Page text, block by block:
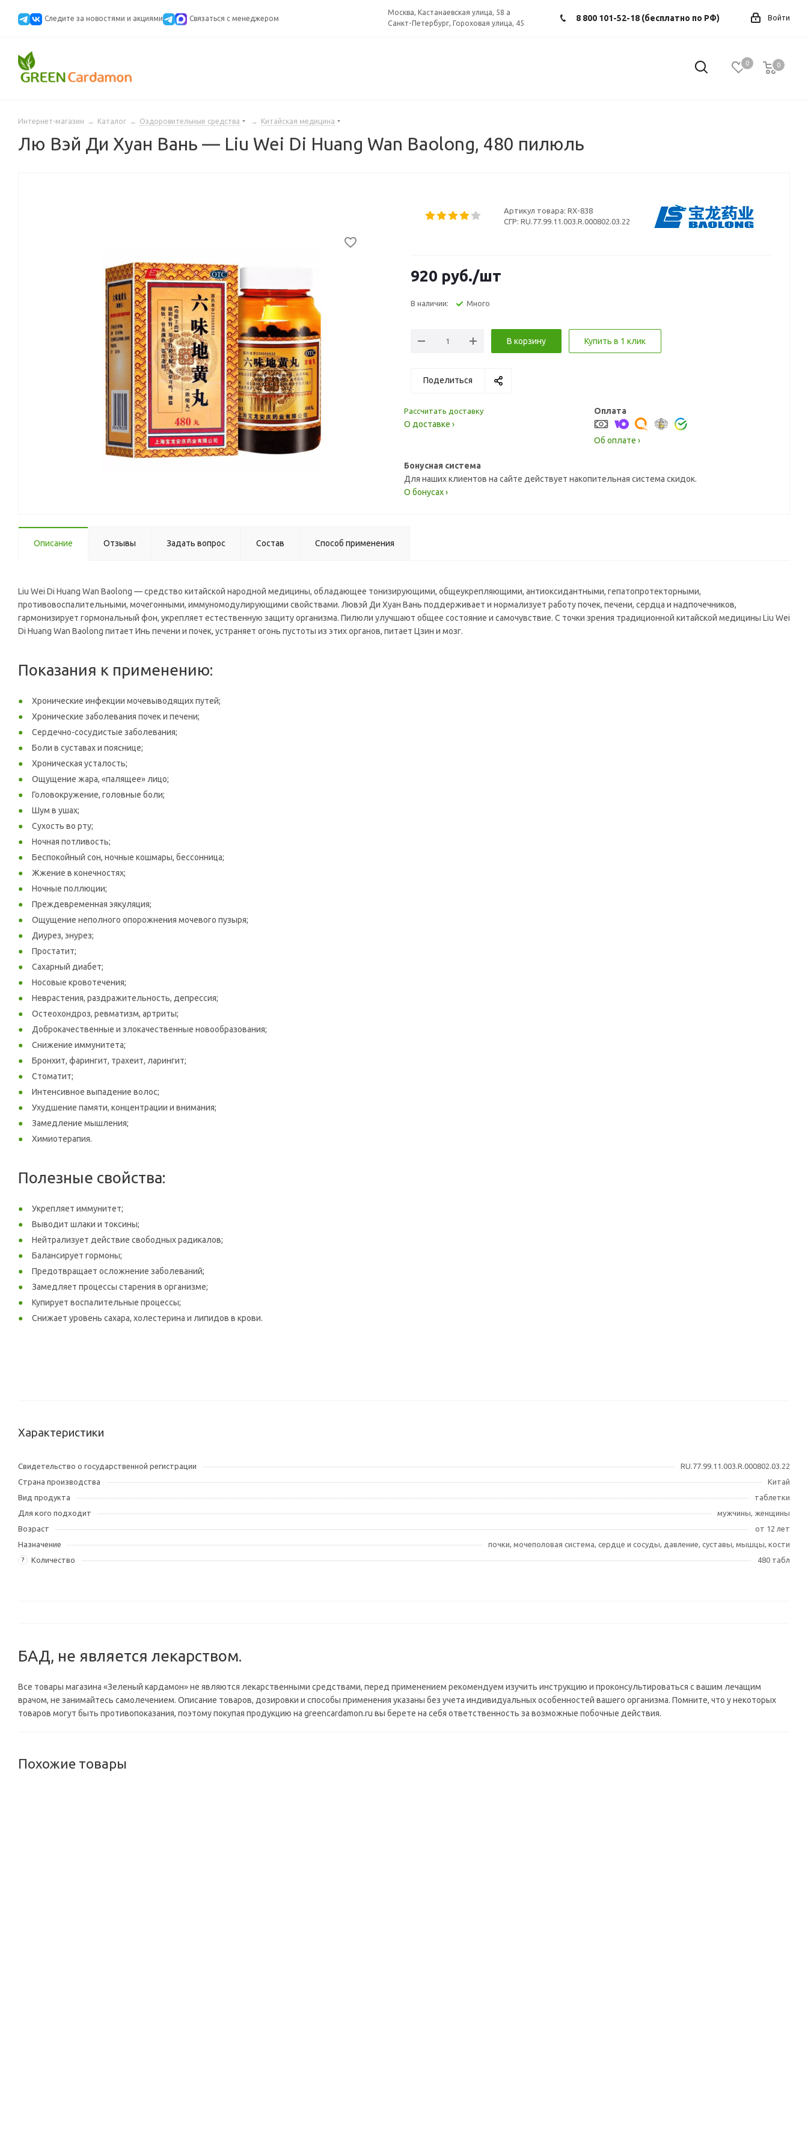
Следите за новостями и акциями Cвязаться с менеджером Войти
Москва, Кастанаевская улица, 58 а
Санкт-Петербург, Гороховая улица, 45
8 800 101-52-18 (бесплатно по РФ)
0 0
0
Интернет-магазин → Каталог → Оздоровительные средства → Китайская медицина
Лю Вэй Ди Хуан Вань — Liu Wei Di Huang Wan Baolong, 480 пилюль
Артикул товара: RX-838
СГР: RU.77.99.11.003.R.000802.03.22
920 руб./шт
В наличии: Много
В корзину Купить в 1 клик
Поделиться
Рассчитать доставку
О доставке ›
Оплата
Об оплате ›
Бонусная система
Для наших клиентов на сайте действует накопительная система скидок.
О бонусах ›
Описание Отзывы Задать вопрос Состав Способ применения
Liu Wei Di Huang Wan Baolong — средство китайской народной медицины, обладающее тонизирующими, общеукрепляющими, антиоксидантными, гепатопротекторными,
противовоспалительными, мочегонными, иммуномодулирующими свойствами. Лювэй Ди Хуан Вань поддерживает и нормализует работу почек, печени, сердца и надпочечников,
гармонизирует гормональный фон, укрепляет естественную защиту организма. Пилюли улучшают общее состояние и самочувствие. С точки зрения традиционной китайской медицины Liu Wei
Di Huang Wan Baolong питает Инь печени и почек, устраняет огонь пустоты из этих органов, питает Цзин и мозг.
Показания к применению:
Хронические инфекции мочевыводящих путей;
Хронические заболевания почек и печени;
Сердечно-сосудистые заболевания;
Боли в суставах и пояснице;
Хроническая усталость;
Ощущение жара, «палящее» лицо;
Головокружение, головные боли;
Шум в ушах;
Сухость во рту;
Ночная потливость;
Беспокойный сон, ночные кошмары, бессонница;
Жжение в конечностях;
Ночные поллюции;
Преждевременная эякуляция;
Ощущение неполного опорожнения мочевого пузыря;
Диурез, энурез;
Простатит;
Сахарный диабет;
Носовые кровотечения;
Неврастения, раздражительность, депрессия;
Остеохондроз, ревматизм, артриты;
Доброкачественные и злокачественные новообразования;
Снижение иммунитета;
Бронхит, фарингит, трахеит, ларингит;
Стоматит;
Интенсивное выпадение волос;
Ухудшение памяти, концентрации и внимания;
Замедление мышления;
Химиотерапия.
Полезные свойства:
Укрепляет иммунитет;
Выводит шлаки и токсины;
Нейтрализует действие свободных радикалов;
Балансирует гормоны;
Предотвращает осложнение заболеваний;
Замедляет процессы старения в организме;
Купирует воспалительные процессы;
Снижает уровень сахара, холестерина и липидов в крови.
Характеристики
Свидетельство о государственной регистрации
RU.77.99.11.003.R.000802.03.22
Страна производства
Китай
Вид продукта
таблетки
Для кого подходит
мужчины, женщины
Возраст
от 12 лет
Назначение
почки, мочеполовая система, сердце и сосуды, давление, суставы, мышцы, кости
? Количество 480 табл
БАД, не является лекарством.
Все товары магазина «Зеленый кардамон» не являются лекарственными средствами, перед применением рекомендуем изучить инструкцию и проконсультироваться с вашим лечащим
врачом, не занимайтесь самолечением. Описание товаров, дозировки и способы применения указаны без учета индивидуальных особенностей вашего организма. Помните, что у некоторых
товаров могут быть противопоказания, поэтому покупая продукцию на greencardamon.ru вы берете на себя ответственность за возможные побочные действия.
Похожие товары